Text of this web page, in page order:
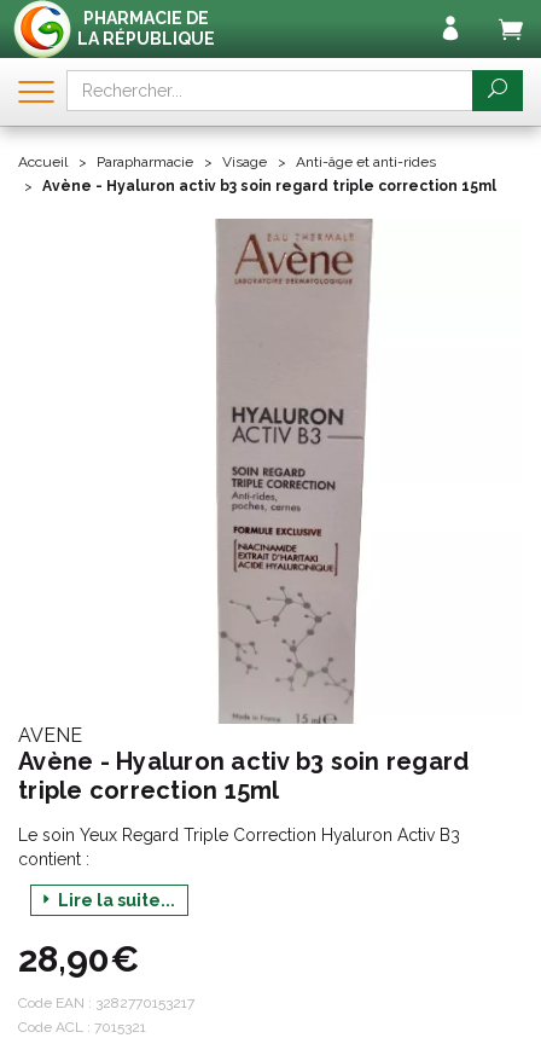
PHARMACIE DE
LA RÉPUBLIQUE
Accueil Parapharmacie Visage
Anti-âge et anti-rides
Avène - Hyaluron activ b3 soin regard triple correction 15ml
AVENE
Avène - Hyaluron activ b3 soin regard
triple correction 15ml
Le soin Yeux Regard Triple Correction Hyaluron Activ B3
contient :
- du niacinamide
l'entrée en sénescence des cellules, freine ainsi le processus de
vieillissement de la peau et stimule la régénération cellulaire
- de l'extraitd'haritaki
sulfate de dextran
Lire la suite...
28,90€
Code EAN : 3282770153217
Code ACL : 7015321